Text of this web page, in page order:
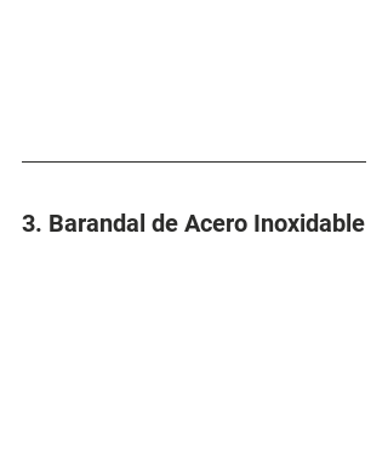
3. Barandal de Acero Inoxidable